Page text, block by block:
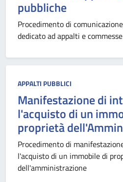
pubbliche
Procedimento di
dedicato ad appalti e
APPALTI PUBBLICI
Manifestazione di
l'acquisto di un
proprietà
Procedimento di
l'acquisto di un immobile di
dell'amministrazione